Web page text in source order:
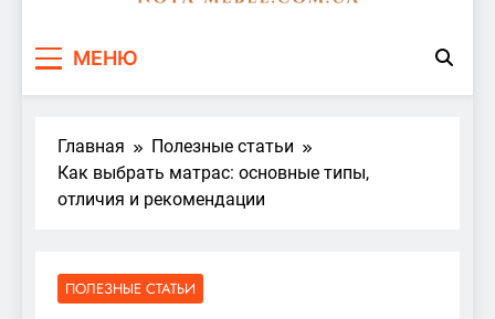
МЕНЮ
Главная
Полезные статьи
Как выбрать матрас: основные типы,
отличия и рекомендации
ПОЛЕЗНЫЕ СТАТЬИ